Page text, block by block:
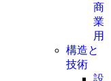
商
業
用
構造と
技術
設